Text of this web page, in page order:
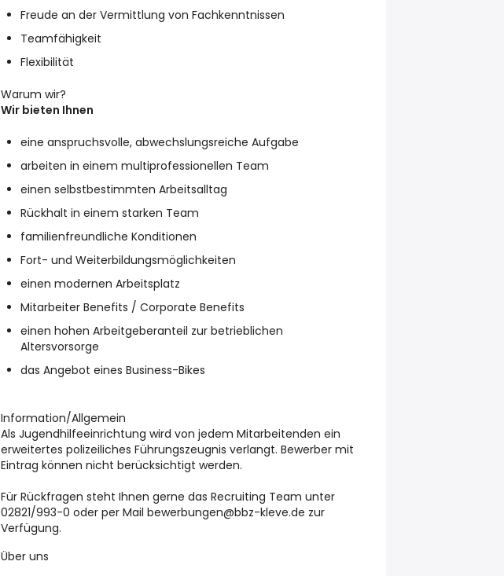
Freude an der Vermittlung von Fachkenntnissen
Teamfähigkeit
Flexibilität
Warum wir?
Wir bieten Ihnen
eine anspruchsvolle, abwechslungsreiche Aufgabe
arbeiten in einem multiprofessionellen Team
einen selbstbestimmten Arbeitsalltag
Rückhalt in einem starken Team
familienfreundliche Konditionen
Fort- und Weiterbildungsmöglichkeiten
einen modernen Arbeitsplatz
Mitarbeiter Benefits / Corporate Benefits
einen hohen Arbeitgeberanteil zur betrieblichen
Altersvorsorge
das Angebot eines Business-Bikes
Information/Allgemein
Als Jugendhilfeeinrichtung wird von jedem Mitarbeitenden ein
erweitertes polizeiliches Führungszeugnis verlangt. Bewerber mit
Eintrag können nicht berücksichtigt werden.
Für Rückfragen steht Ihnen gerne das Recruiting Team unter
02821/993-0 oder per Mail bewerbungen@bbz-kleve.de zur
Verfügung.
Über uns